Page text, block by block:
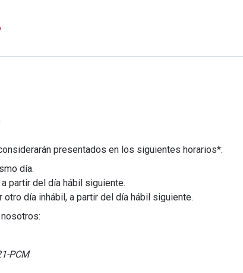
presentados en los siguientes horarios*:
día.
partir del día hábil siguiente.
día inhábil, a partir del día hábil siguiente.
PCM